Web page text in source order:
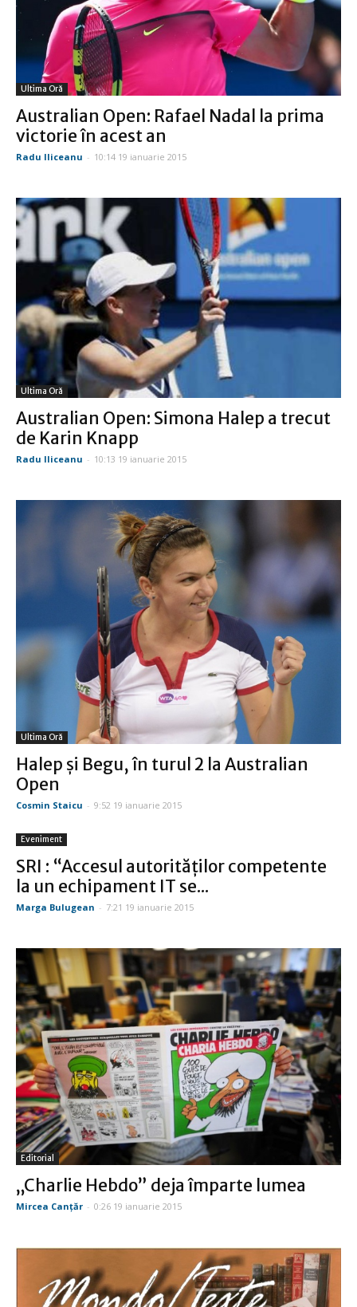
Ultima Oră
Australian Open: Rafael Nadal la prima
victorie în acest an
Radu Iliceanu - 10:14 19 ianuarie 2015
Ultima Oră
Australian Open: Simona Halep a trecut
de Karin Knapp
Radu Iliceanu - 10:13 19 ianuarie 2015
Ultima Oră
Halep şi Begu, în turul 2 la Australian
Open
Cosmin Staicu - 9:52 19 ianuarie 2015
Eveniment
SRI : “Accesul autorităţilor competente
la un echipament IT se...
Marga Bulugean - 7:21 19 ianuarie 2015
Editorial
„Charlie Hebdo” deja împarte lumea
Mircea Canţăr - 0:26 19 ianuarie 2015